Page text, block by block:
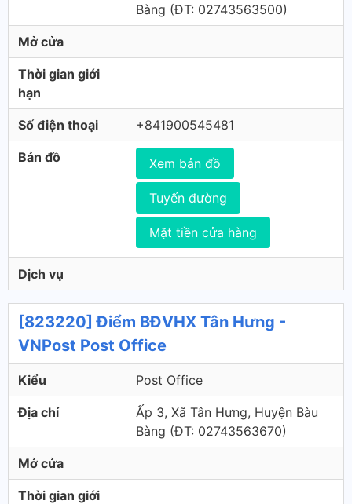
Bàng (ÐT: 02743563500)
Mở cửa
Thời gian giới
hạn
Số điện thoại +841900545481
Bản đồ Xem bản đồ
Tuyến đường
Mặt tiền cửa hàng
Dịch vụ
[823220] Điểm BĐVHX Tân Hưng -
VNPost Post Office
Kiểu Post Office
Địa chỉ
Ấp 3, Xã Tân Hưng, Huyện Bàu
Bàng (ÐT: 02743563670)
Mở cửa
Thời gian giới